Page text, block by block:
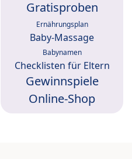
Gratisproben
Ernährungsplan
Baby-Massage
Babynamen
Checklisten für Eltern
Gewinnspiele
Online-Shop